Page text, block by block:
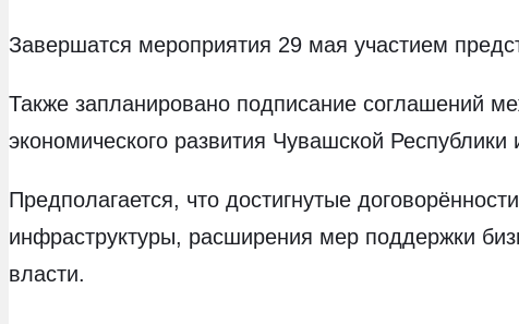
Завершатся мероприятия 29 мая участием
Также запланировано подписание
экономического развития Чувашской
Предполагается, что достигнутые
инфраструктуры, расширения мер поддержки
власти.